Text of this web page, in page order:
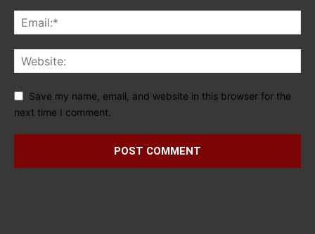
Save my name, email, and website in this browser for the
next time I comment.